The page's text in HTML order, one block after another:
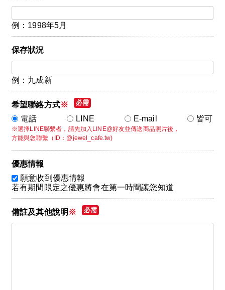
例：1998年5月
保存狀況
例：九成新
希望聯絡方式※
電話
LINE E-mail 皆可
※選擇LINE聯繫者，請先加入LINE@好友並傳送商品照片後，
方能與您聯繫（ID：@jewel_cafe.tw)
優惠情報
願意收到優惠情報
若有期間限定之優惠將會在第一時間讓您知道
備註及其他說明 ※